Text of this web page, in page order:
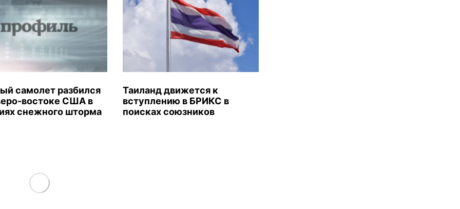
самолет разбился
востоке США в
снежного шторма
Таиланд движется к
вступлению в БРИКС в
поисках союзников
Load More